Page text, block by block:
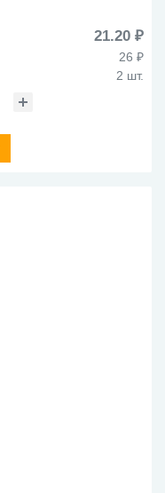
21.20 ₽
26 ₽
2 шт.